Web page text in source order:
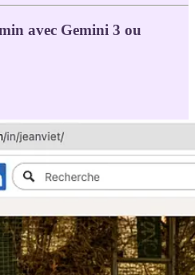
avec Gemini 3 ou